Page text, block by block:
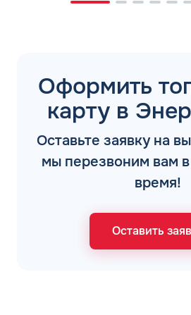
Оформить
карту в
Оставьте заявку на
мы перезвоним вам
время!
Оставить